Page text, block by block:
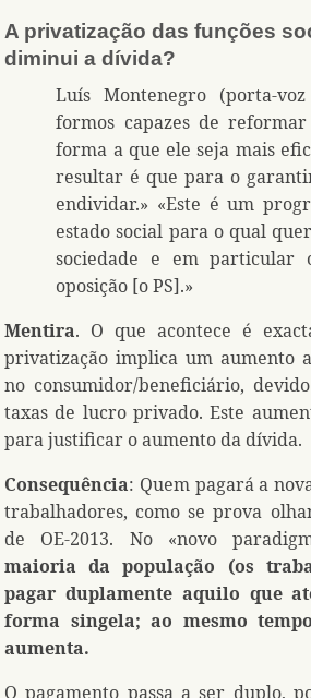
A privatização das funções
diminui a dívida?
Luís Montenegro (porta-
formos capazes de
forma a que ele seja mais
resultar é que para o
endividar.» «Este é um
estado social para o qual
sociedade e em
oposição [o PS].»
Mentira. O que acontece é
privatização implica um aumento
no consumidor/beneficiário,
taxas de lucro privado. Este
para justificar o aumento da dívida.
Consequência: Quem pagará a
trabalhadores, como se prova
de OE-2013. No «novo
maioria da população (os
pagar duplamente aquilo que
forma singela; ao mesmo
aumenta.
O pagamento passa a ser duplo,